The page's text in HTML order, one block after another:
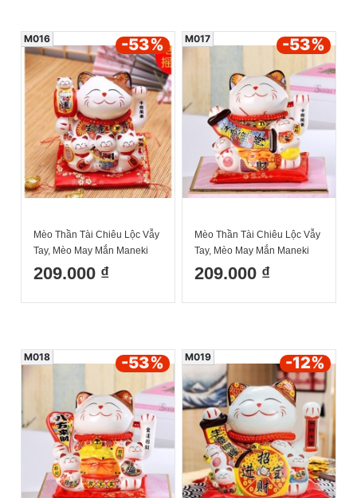
Mèo Thần Tài Chiêu Lộc Vẫy
Tay, Mèo May Mắn Maneki
Neko khai vận phát tài
6inches Kèm Đệm Và Hộp
209.000 ₫
M016 -53%
Mèo Thần Tài Chiêu Lộc Vẫy
Tay, Mèo May Mắn Maneki
Neko kinh doanh hưng thịnh
6inches Kèm Đệm Và Hộp
209.000 ₫
M017 -53%
M018 -53% M019 -12%